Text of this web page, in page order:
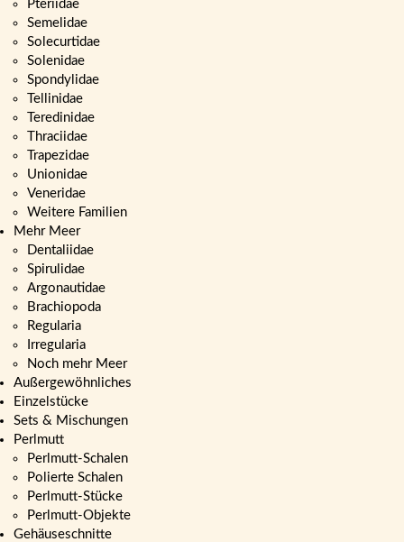
Pteriidae
Semelidae
Solecurtidae
Solenidae
Spondylidae
Tellinidae
Teredinidae
Thraciidae
Trapezidae
Unionidae
Veneridae
Weitere Familien
Mehr Meer
Dentaliidae
Spirulidae
Argonautidae
Brachiopoda
Regularia
Irregularia
Noch mehr Meer
Außergewöhnliches
Einzelstücke
Sets & Mischungen
Perlmutt
Perlmutt-Schalen
Polierte Schalen
Perlmutt-Stücke
Perlmutt-Objekte
Gehäuseschnitte